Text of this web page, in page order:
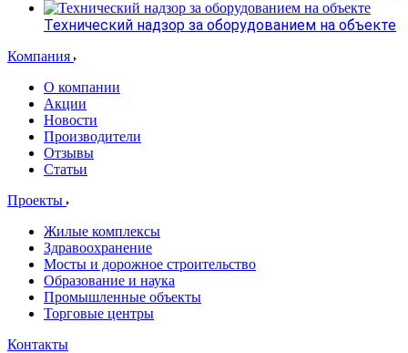
Технический надзор за оборудованием на объекте
Компания
О компании
Акции
Новости
Производители
Отзывы
Статьи
Проекты
Жилые комплексы
Здравоохранение
Мосты и дорожное строительство
Образование и наука
Промышленные объекты
Торговые центры
Контакты